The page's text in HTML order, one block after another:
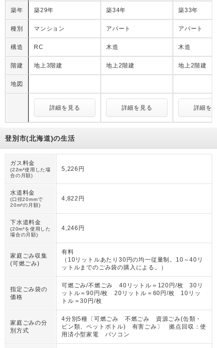
築年 築29年 築34年 築33年
種別 マンション アパート アパート
構造 RC 木造 木造
階建 地上3階建 地上2階建 地上2階建
地図
詳細を見る 詳細を見る 詳細を
登別市(北海道)の生活
ガス料金
(22m³使用した場
合の月額)
5,226円
水道料金
(口径20mmで
20m³の月額)
4,822円
下水道料金
(20m³を使用した
場合の月額)
4,246円
家庭ごみ収集
(可燃ごみ)
有料
（ 10リットルあたり30円の均一従量制。10～40リ
ットルまでのごみ袋の購入による。
）
指定ごみ袋の
価格
可燃ごみ/不燃ごみ 40リットル＝120円/枚 30リ
ットル＝90円/枚 20リットル＝60円/枚 10リッ
トル＝30円/枚
家庭ごみの分
別方式
4分別5種〔可燃ごみ 不燃ごみ 資源ごみ(缶類・
ビン類、ペットボトル) 有害ごみ〕 拠点回収：使
用済小型家電 パソコン